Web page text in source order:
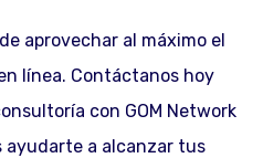
aprovechar al máximo el
línea. Contáctanos hoy
con GOM Network
ayudarte a alcanzar tus